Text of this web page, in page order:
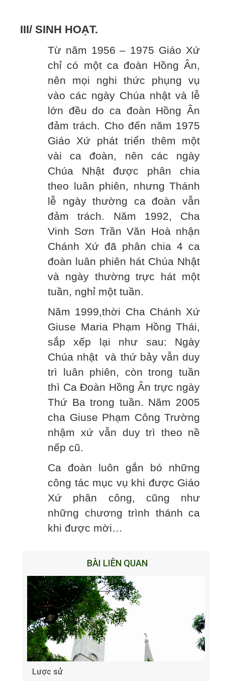
III/ SINH HOẠT.
Từ năm 1956 – 1975 Giáo Xứ
chỉ có một ca đoàn Hồng Ân,
nên mọi nghi thức phụng vụ
vào các ngày Chúa nhật và lễ
lớn đều do ca đoàn Hồng Ân
đảm trách. Cho đến năm 1975
Giáo Xứ phát triển thêm một
vài ca đoàn, nên các ngày
Chúa Nhật được phân chia
theo luân phiên, nhưng Thánh
lễ ngày thường ca đoàn vẫn
đảm trách. Năm 1992, Cha
Vinh Sơn Trần Văn Hoà nhận
Chánh Xứ đã phân chia 4 ca
đoàn luân phiên hát Chúa Nhật
và ngày thường trực hát một
tuần, nghỉ một tuần.
Năm 1999,thời Cha Chánh Xứ
Giuse Maria Phạm Hồng Thái,
sắp xếp lại như sau: Ngày
Chúa nhật và thứ bảy vẫn duy
trì luân phiên, còn trong tuần
thì Ca Đoàn Hồng Ân trực ngày
Thứ Ba trong tuần. Năm 2005
cha Giuse Phạm Công Trường
nhậm xứ vẫn duy trì theo nề
nếp cũ.
Ca đoàn luôn gắn bó những
công tác mục vụ khi được Giáo
Xứ phân công, cũng như
những chương trình thánh ca
khi được mời…
BÀI LIÊN QUAN
Lược sử